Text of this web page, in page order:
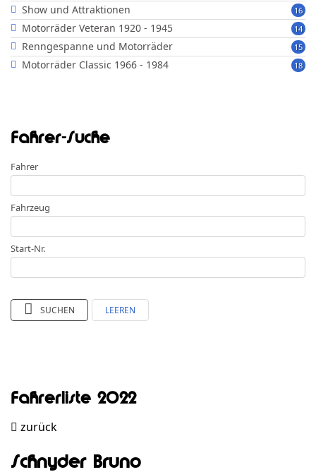
16
Show und Attraktionen
14
Motorräder Veteran 1920 - 1945
15
Renngespanne und Motorräder
18
Motorräder Classic 1966 - 1984
Fahrer-Suche
Fahrer
Fahrzeug
Start-Nr.
SUCHEN LEEREN
Fahrerliste 2022
zurück
Schnyder Bruno